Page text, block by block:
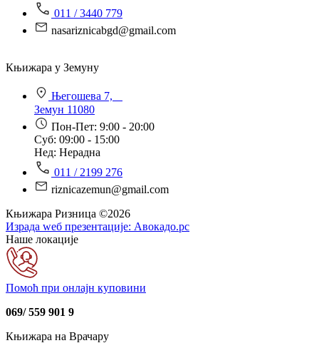
011 / 3440 779
nasariznicabgd@gmail.com
Књижара у Земуну
Његошева 7,
Земун 11080
Пон-Пет: 9:00 - 20:00
Суб: 09:00 - 15:00
Нед: Нерадна
011 / 2199 276
riznicazemun@gmail.com
Књижара Ризница ©️2026
Израда wеб презентације: Авокадо.рс
Наше локације
Помоћ при онлајн куповини
069/ 559 901 9
Књижара на Врачару